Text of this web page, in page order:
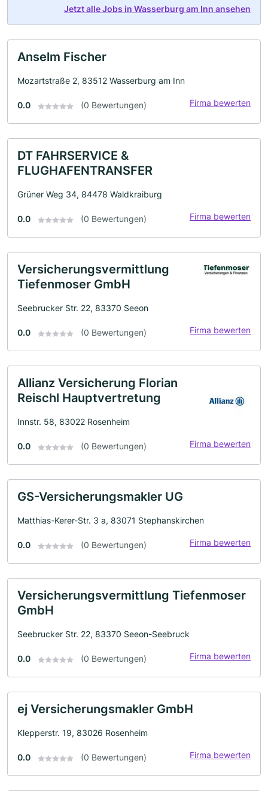
Jetzt alle Jobs in Wasserburg am Inn ansehen
Anselm Fischer
Mozartstraße 2, 83512 Wasserburg am Inn
0.0 (0 Bewertungen) Firma bewerten
DT FAHRSERVICE &
FLUGHAFENTRANSFER
Grüner Weg 34, 84478 Waldkraiburg
0.0 (0 Bewertungen) Firma bewerten
Versicherungsvermittlung
Tiefenmoser GmbH
Seebrucker Str. 22, 83370 Seeon
0.0 (0 Bewertungen) Firma bewerten
Allianz Versicherung Florian
Reischl Hauptvertretung
Innstr. 58, 83022 Rosenheim
0.0 (0 Bewertungen) Firma bewerten
GS-Versicherungsmakler UG
Matthias-Kerer-Str. 3 a, 83071 Stephanskirchen
0.0 (0 Bewertungen) Firma bewerten
Versicherungsvermittlung Tiefenmoser
GmbH
Seebrucker Str. 22, 83370 Seeon-Seebruck
0.0 (0 Bewertungen) Firma bewerten
ej Versicherungsmakler GmbH
Klepperstr. 19, 83026 Rosenheim
0.0 (0 Bewertungen) Firma bewerten